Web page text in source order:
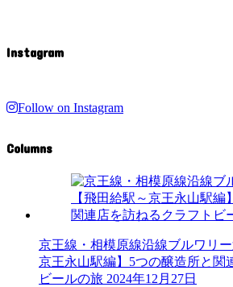
Instagram
Follow on Instagram
Columns
京王線・相模原線沿線ブルワリ
京王永山駅編】5つの醸造所と関
ビールの旅 2024年12月27日